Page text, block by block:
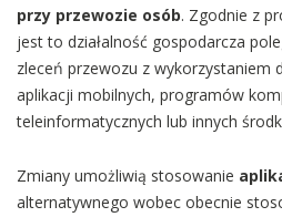
przy przewozie osób. Zgodnie z
jest to działalność gospodarcza
zleceń przewozu z wykorzystaniem
aplikacji mobilnych, programów
teleinformatycznych lub innych
Zmiany umożliwią stosowanie
alternatywnego wobec obecnie